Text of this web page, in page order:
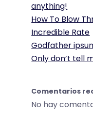
anything!
How To Blow
Incredible Rate
Godfather
Only don’t tell
Comentarios
No hay